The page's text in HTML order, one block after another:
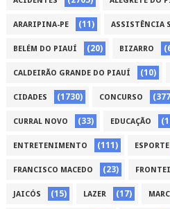
ARARIPINA-PE (11) ASSISTÊNCIA
BELÉM DO PIAUÍ (20) BIZARRO
CALDEIRÃO GRANDE DO PIAUÍ (10)
CIDADES (1730) CONCURSO
CURRAL NOVO (33) EDUCAÇÃO
ENTRETENIMENTO (111) ESPORTE
FRANCISCO MACEDO (23)
JAICÓS (15) LAZER (17)